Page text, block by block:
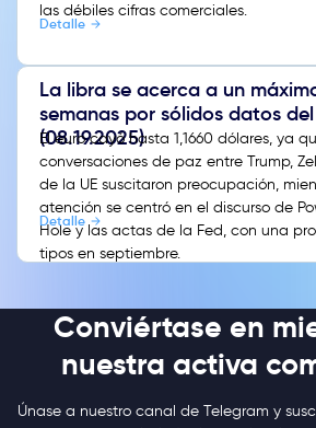
las débiles cifras comerciales.
Detalle
La libra se acerca a un
semanas por sólidos datos
(08.19.2025)
El euro cayó hasta 1,1660 dólares, ya
conversaciones de paz entre Trump,
de la UE suscitaron preocupación,
atención se centró en el discurso de
Hole y las actas de la Fed, con una
tipos en septiembre.
Detalle
Conviértase en
nuestra activa
Únase a nuestro canal de Telegram y